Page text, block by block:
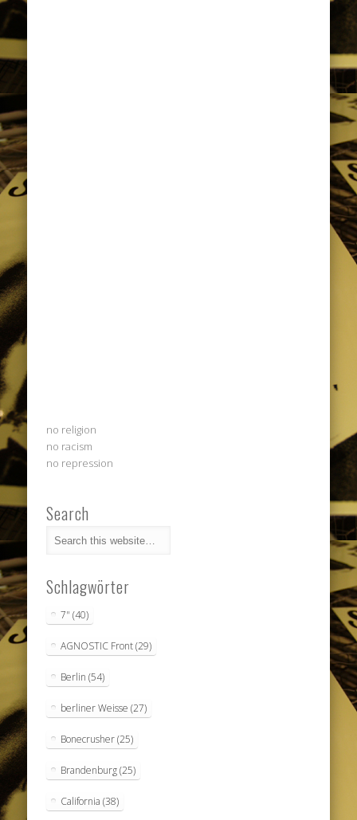
no religion
no racism
no repression
Search
Schlagwörter
7" (40)
AGNOSTIC Front(29)
Berlin (54)
berliner Weisse (27)
Bonecrusher(25)
Brandenburg(25)
California (38)